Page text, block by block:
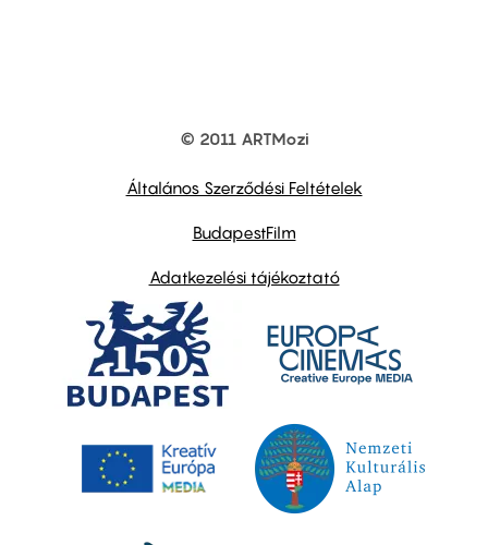
© 2011 ARTMozi
Általános Szerződési Feltételek
BudapestFilm
Adatkezelési tájékoztató